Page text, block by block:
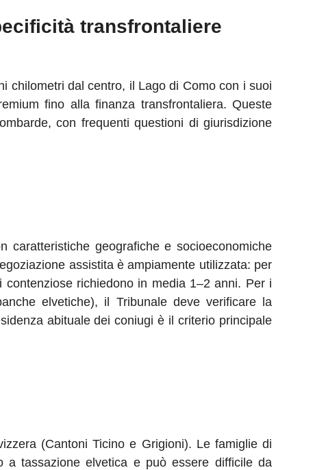
transfrontaliere
chilometri dal centro, il Lago di Como con i suoi
fino alla finanza transfrontaliera. Queste
con frequenti questioni di giurisdizione
geografiche e socioeconomiche
assistita è ampiamente utilizzata: per
richiedono in media 1–2 anni. Per i
elvetiche), il Tribunale deve verificare la
abituale dei coniugi è il criterio principale
(Cantoni Ticino e Grigioni). Le famiglie di
a tassazione elvetica e può essere difficile da